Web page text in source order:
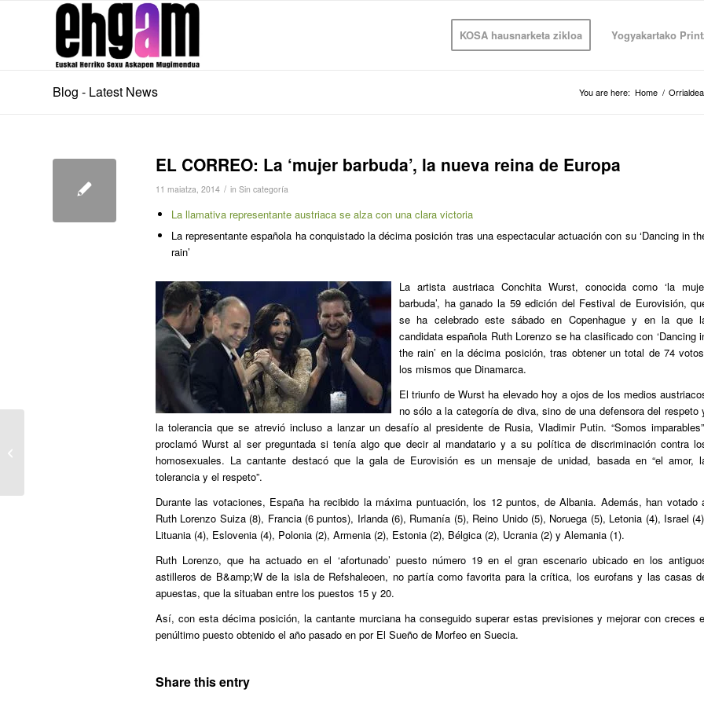
KOSA hausnarketa zikloa Yogyakartako
Blog - Latest News You are here: Home / Orrialdea
EL CORREO: La ‘mujer barbuda’, la nueva reina de Europa
11 maiatza, 2014 / in Sin categoría
La llamativa representante austriaca se alza con una clara victoria
La representante española ha conquistado la décima posición tras una espectacular actuación con su ‘Dancing in
rain’
La artista austriaca Conchita Wurst, conocida como ‘la
barbuda’, ha ganado la 59 edición del Festival de Eurovisión,
se ha celebrado este sábado en Copenhague y en la que
candidata española Ruth Lorenzo se ha clasificado con ‘Dancing
the rain’ en la décima posición, tras obtener un total de 74
los mismos que Dinamarca.
El triunfo de Wurst ha elevado hoy a ojos de los medios
no sólo a la categoría de diva, sino de una defensora del respeto
la tolerancia que se atrevió incluso a lanzar un desafío al presidente de Rusia, Vladimir Putin. “Somos
proclamó Wurst al ser preguntada si tenía algo que decir al mandatario y a su política de discriminación contra
homosexuales. La cantante destacó que la gala de Eurovisión es un mensaje de unidad, basada en “el amor,
tolerancia y el respeto”.
Durante las votaciones, España ha recibido la máxima puntuación, los 12 puntos, de Albania. Además, han votado
Ruth Lorenzo Suiza (8), Francia (6 puntos), Irlanda (6), Rumanía (5), Reino Unido (5), Noruega (5), Letonia (4), Israel
Lituania (4), Eslovenia (4), Polonia (2), Armenia (2), Estonia (2), Bélgica (2), Ucrania (2) y Alemania (1).
Ruth Lorenzo, que ha actuado en el ‘afortunado’ puesto número 19 en el gran escenario ubicado en los
astilleros de B&amp;W de la isla de Refshaleoen, no partía como favorita para la crítica, los eurofans y las casas
apuestas, que la situaban entre los puestos 15 y 20.
Así, con esta décima posición, la cantante murciana ha conseguido superar estas previsiones y mejorar con creces
penúltimo puesto obtenido el año pasado en por El Sueño de Morfeo en Suecia.
Share this entry
DEIA: La propuesta transgresora de